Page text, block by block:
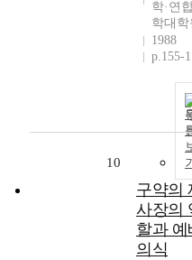
학·연
학대학
1988
p.155-
10
구약의
사장의
할과 예
의식